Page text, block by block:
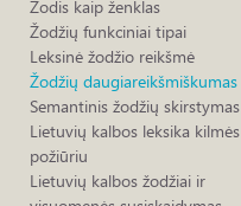
Žodis kaip ženklas
Žodžių funkciniai tipai
Leksinė žodžio reikšmė
Žodžių daugiareikšmiškumas
Semantinis žodžių skirstymas
Lietuvių kalbos leksika kilmės
požiūriu
Lietuvių kalbos žodžiai ir